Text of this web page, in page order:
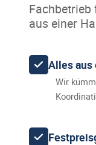
aus einer
Alles aus
Wir